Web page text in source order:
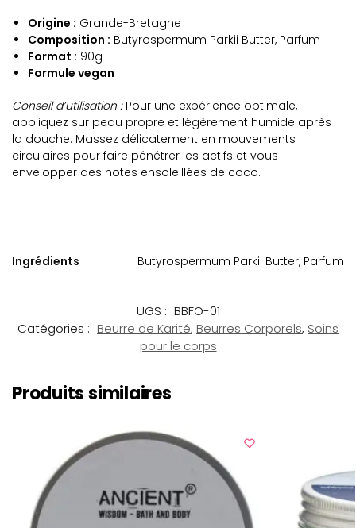
Origine : Grande-Bretagne
Composition : Butyrospermum Parkii Butter, Parfum
Format : 90g
Formule vegan
Conseil d’utilisation :Pour une expérience optimale,
appliquez sur peau propre et légèrement humide après
la douche. Massez délicatement en mouvements
circulaires pour faire pénétrer les actifs et vous
envelopper des notes ensoleillées de coco.
Ingrédients Butyrospermum Parkii Butter, Parfum
UGS : BBFO-01
Catégories : Beurre de Karité, Beurres Corporels, Soins
pour le corps
Produits similaires